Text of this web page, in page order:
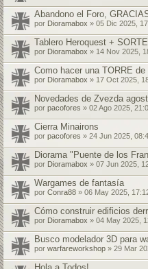
Abandono el Foro,
por Dioramabox » 05 Dic 2025,
Tablero Heroquest +
por Dioramabox » 14 Nov 2025,
Como hacer una TORRE
por Dioramabox » 17 Oct 2025,
Novedades de Zvezda
por pacofores » 02 Ago 2025,
Cierra Minairons
por pacofores » 24 Jun 2025,
Diorama "Puente de los
por Dioramabox » 07 Jun 2025,
Wargames de fantasía
por Conra88 » 06 May 2025,
Cómo construir edificios
por Dioramabox » 04 May 2025,
Busco modelador 3D para
por warfareworkshop » 29 Mar
Hola a Todos!